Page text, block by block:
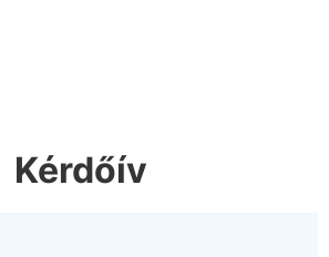
Kérdőív